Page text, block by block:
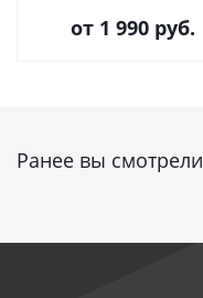
от 1 990 руб.
Ранее вы смотрели